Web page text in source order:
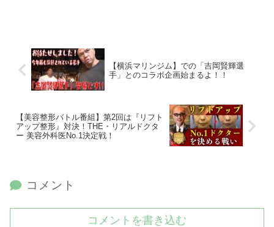
【横浜マリンジム】での「吉岡賢輝選
手」とのコラボ企画始まるよ！！
【美容整形バトル番組】第2回は『リフト
アップ整形』対決！THE・リアルドクタ
ー 美容外科医No.1決定戦！
コメント
コメントを書き込む